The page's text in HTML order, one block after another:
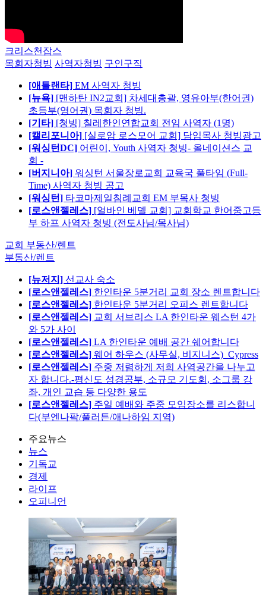
크리스천잡스
목회자청빙 사역자청빙 구인구직
[애틀랜타] EM 사역자 청빙
[뉴욕] [맨하탄 IN2교회] 차세대총괄, 영유아부(한어권)
초등부(영어권) 목회자 청빙.
[기타] [청빙] 칠레한인연합교회 전임 사역자 (1명)
[캘리포니아] [실로암 로스모어 교회] 담임목사 청빙광고
[워싱턴DC] 어린이, Youth 사역자 청빙- 올네이션스 교
회 -
[버지니아] 워싱턴 서울장로교회 교육국 풀타임 (Full-
Time) 사역자 청빙 공고
[워싱턴] 타코마제일침례교회 EM 부목사 청빙
[로스앤젤레스] [얼바인 베델 교회] 교회학교 한어중고등
부 하프 사역자 청빙 (전도사님/목사님)
교회 부동산/렌트
부동산/렌트
[뉴저지] 선교사 숙소
[로스앤젤레스] 한인타운 5분거리 교회 장소 렌트합니다
[로스앤젤레스] 한인타운 5분거리 오피스 렌트합니다
[로스앤젤레스] 교회 서브리스 LA 한인타운 웨스턴 4가
와 5가 사이
[로스앤젤레스] LA 한인타운 예배 공간 쉐어합니다
[로스앤젤레스] 웨어 하우스 (사무실, 비지니스)_Cypress
[로스앤젤레스] 주중 저렴하게 저희 사역공간을 나누고
자 합니다.-평신도 성경공부, 소규모 기도회, 소그룹 강
좌, 개인 교습 등 다양한 용도
[로스앤젤레스] 주일 예배와 주중 모임장소를 리스합니
다(부엔나팍/풀러튼/애나하임 지역)
주요뉴스
뉴스
기독교
경제
라이프
오피니언